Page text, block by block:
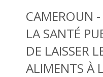
CAMEROUN
LA SANTÉ
DE LAISSER
ALIMENTS À